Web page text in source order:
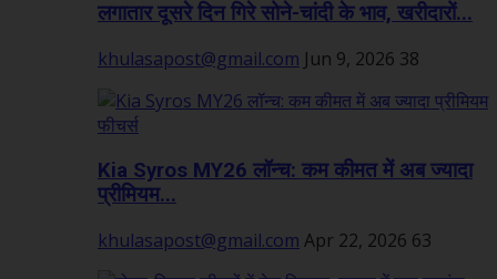
लगातार दूसरे दिन गिरे सोने-चांदी के भाव, खरीदारों...
khulasapost@gmail.com Jun 9, 2026 38
Kia Syros MY26 लॉन्च: कम कीमत में अब ज्यादा
प्रीमियम...
khulasapost@gmail.com Apr 22, 2026 63